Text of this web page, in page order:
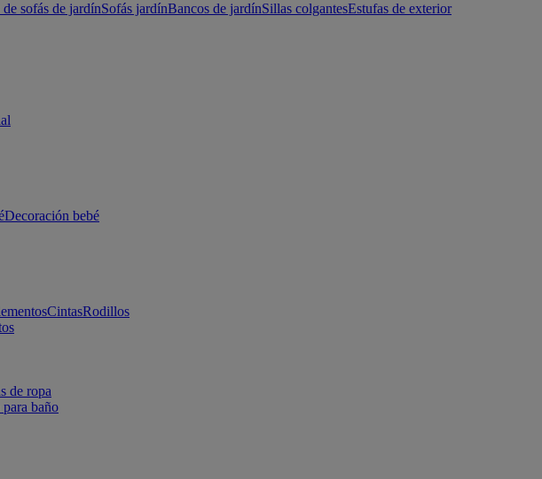
sofás de jardínSofás jardínBancos de jardínSillas colgantesEstufas de exterior
Decoración bebé
CintasRodillos
de ropa
para baño